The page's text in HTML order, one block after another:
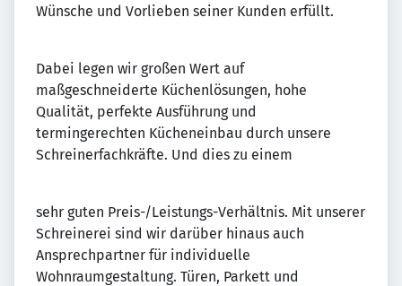
Wünsche und Vorlieben seiner Kunden erfüllt.
Dabei legen wir großen Wert auf
maßgeschneiderte Küchenlösungen, hohe
Qualität, perfekte Ausführung und
termingerechten Kücheneinbau durch unsere
Schreinerfachkräfte. Und dies zu einem
sehr guten Preis-/Leistungs-Verhältnis. Mit unserer
Schreinerei sind wir darüber hinaus auch
Ansprechpartner für individuelle
Wohnraumgestaltung. Türen, Parkett und